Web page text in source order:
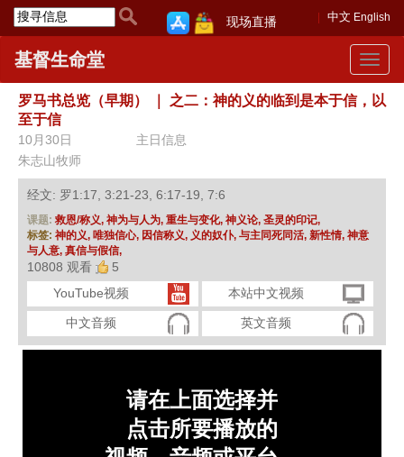
中文 English
现场直播
Toggle
基督生命堂
罗马书总览（早期）
之二：神的义的临到是本于信，以
至于信
10月30日
主日信息
朱志山牧师
经文: 罗1:17, 3:21-23, 6:17-19, 7:6
课题: 救恩/称义, 神为与人为, 重生与变化, 神义论, 圣灵的印记,
标签: 神的义, 唯独信心, 因信称义, 义的奴仆, 与主同死同活, 新性情, 神意
与人意, 真信与假信,
10808 观看
5
YouTube视频
本站中文视频
中文音频 英文音频